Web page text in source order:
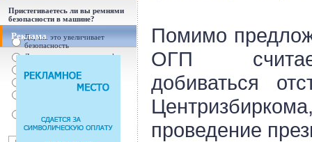
Пристегиваетесь ли вы ремнями
безопасности в машине?
Да, т.к. это увеличивает
безопасность
Да, т.к. увеличились штрафы
Нет, с ремнем не удобно
Нет, Я уверен в себе
пристегива
Реклама
Помимо
ОГП
добиваться
проведение